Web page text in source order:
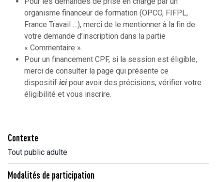
Contexte
Tout public adulte
Modalités de participation
organisme financeur de formation (OPCO, FIFPL,
France Travail …), merci de le mentionner à la fin de
votre demande d’inscription dans la partie
« Commentaire ».
Pour un financement CPF, si la session est éligible,
merci de consulter la page qui présente ce
dispositif icipour avoir des précisions, vérifier votre
éligibilité et vous inscrire.